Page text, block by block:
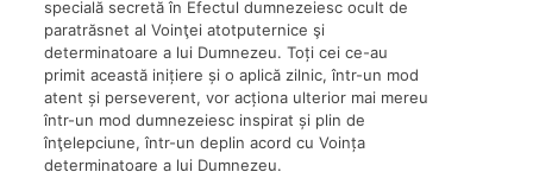
specială secretă în Efectul dumnezeiesc ocult de
paratrăsnet al Voinţei atotputernice şi
determinatoare a lui Dumnezeu. Toți cei ce-au
primit această inițiere și o aplică zilnic, într-un mod
atent și perseverent, vor acționa ulterior mai mereu
într-un mod dumnezeiesc inspirat și plin de
înţelepciune, într-un deplin acord cu Voința
determinatoare a lui Dumnezeu.